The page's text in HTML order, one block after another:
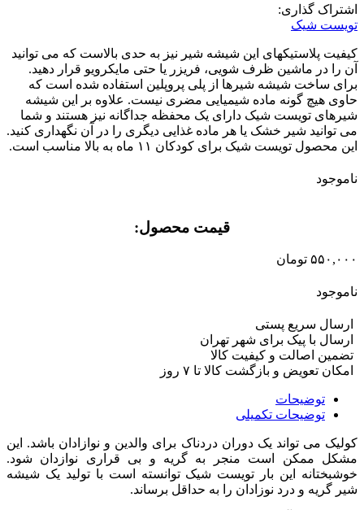
اشتراک گذاری:
تویست شیک
کیفیت پلاستیکهای این شیشه شیر نیز به حدی بالاست که می توانید
آن را در ماشین ظرف شویی، فریزر یا حتی مایکرویو قرار دهید.
برای ساخت شیشه شیرها از پلی پروپلین استفاده شده است که
حاوی هیچ گونه ماده شیمیایی مضری نیست. علاوه بر این شیشه
شیرهای تویست شیک دارای یک محفظه جداگانه نیز هستند و شما
می توانید شیر خشک یا هر ماده غذایی دیگری را در آن نگهداری کنید.
این محصول تویست شیک برای کودکان ۱۱ ماه به بالا مناسب است.
ناموجود
قیمت محصول:​
۵۵۰,۰۰۰ تومان
ناموجود
ارسال سریع پستی
ارسال با پیک برای شهر تهران
تضمین اصالت و کیفیت کالا
امکان تعویض و بازگشت کالا تا ۷ روز
توضیحات
توضیحات تکمیلی
کولیک می تواند یک دوران دردناک برای والدین و نوازادان باشد. این
مشکل ممکن است منجر به گریه و بی قراری نوازدان شود.
خوشبختانه این بار تویست شیک توانسته است با تولید یک شیشه
شیر گریه و درد نوزادان را به حداقل برساند.